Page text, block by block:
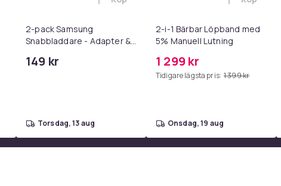
- Adapter + Kabel 25W lightning - USB-C 2m i varukorgen
till iPhone 17 / 16 / 15 Snabbladdare med 2M USB-C till USB-C
2-pack Samsung
Snabbladdare - Adapter &
149 kr
Lägg till 2-pack Samsung
torsdag, 13 aug
2-i-1 Bärbar Löpband med
5% Manuell Lutning
1 299 kr
Tidigare lägsta pris: 1 399 kr
Lägg till
onsdag, 19 aug